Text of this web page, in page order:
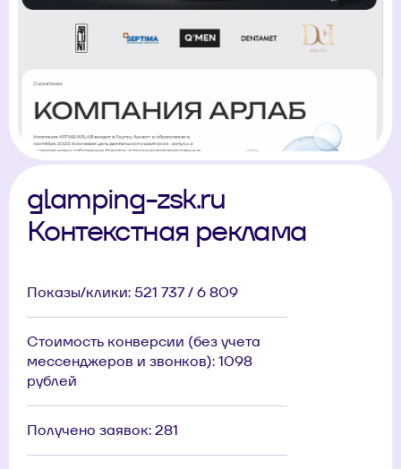
glamping-zsk.ru
Контекстная реклама
Показы/клики: 521 737 / 6 809
Стоимость конверсии (без учета
мессенджеров и звонков): 1098
рублей
Получено заявок: 281